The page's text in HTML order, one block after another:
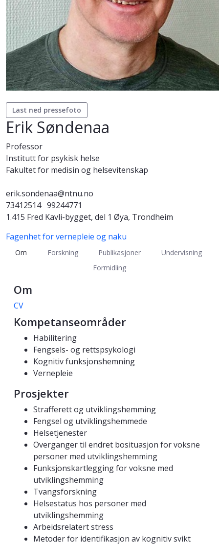
Last ned pressefoto
Erik Søndenaa
Professor
Institutt for psykisk helse
Fakultet for medisin og helsevitenskap
erik.sondenaa@ntnu.no
73412514 99244771
1.415 Fred Kavli-bygget, del 1 Øya, Trondheim
Fagenhet for vernepleie og naku
Om Forskning Publikasjoner
Undervisning
Formidling
Om
CV
Kompetanseområder
Habilitering
Fengsels- og rettspsykologi
Kognitiv funksjonshemning
Vernepleie
Prosjekter
Strafferett og utviklingshemming
Fengsel og utviklingshemmede
Helsetjenester
Overganger til endret bosituasjon for voksne
personer med utviklingshemming
Funksjonskartlegging for voksne med
utviklingshemming
Tvangsforskning
Helsestatus hos personer med
utviklingshemming
Arbeidsrelatert stress
Metoder for identifikasjon av kognitiv svikt